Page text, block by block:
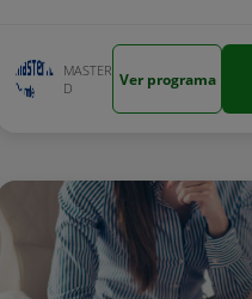
MASTER
D
Ver programa